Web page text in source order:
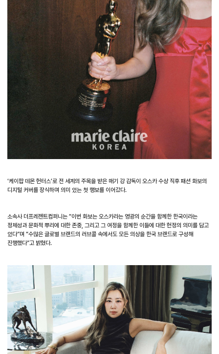
‘케이팝 데몬 헌터스’로 전 세계의 주목을 받은 매기 강 감독이 오스카 수상 직후 패션 화보의
디지털 커버를 장식하며 의미 있는 첫 행보를 이어갔다.
소속사 더프레젠트컴퍼니는 “이번 화보는 오스카라는 영광의 순간을 함께한 한국이라는
정체성과 문화적 뿌리에 대한 존중 그리고 그 여정을 함께한 이들에 대한 헌정의 의미를 담고
있다”며 “수많은 글로벌 브랜드의 러브콜 속에서도 모든 의상을 한국 브랜드로 구성해
진행했다”고 밝혔다.